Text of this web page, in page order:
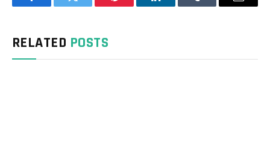
FacebookTwitter Pinterest LinkedInTumblr Email
RELATED POSTS